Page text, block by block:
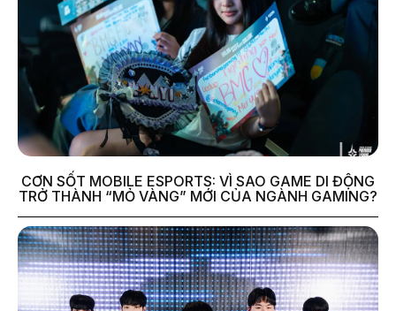
CƠN SỐT MOBILE ESPORTS: VÌ SAO GAME DI ĐỘNG
TRỞ THÀNH “MỎ VÀNG” MỚI CỦA NGÀNH GAMING?